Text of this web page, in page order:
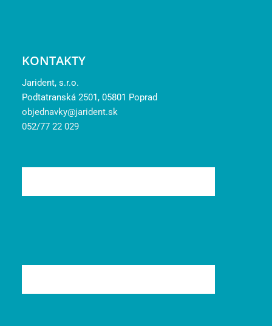
KONTAKTY
Jarident, s.r.o.
Podtatranská 2501, 05801 Poprad
objednavky@jarident.sk
052/77 22 029